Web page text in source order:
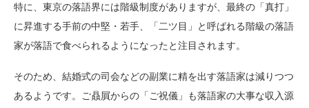
特に、東京の落語界には階級制度がありますが、最終の「真打」
に昇進する手前の中堅・若手、「二ツ目」と呼ばれる階級の落語
家が落語で食べられるようになったと注目されます。
そのため、結婚式の司会などの副業に精を出す落語家は減りつつ
あるようです。ご贔屓からの「ご祝儀」も落語家の大事な収入源